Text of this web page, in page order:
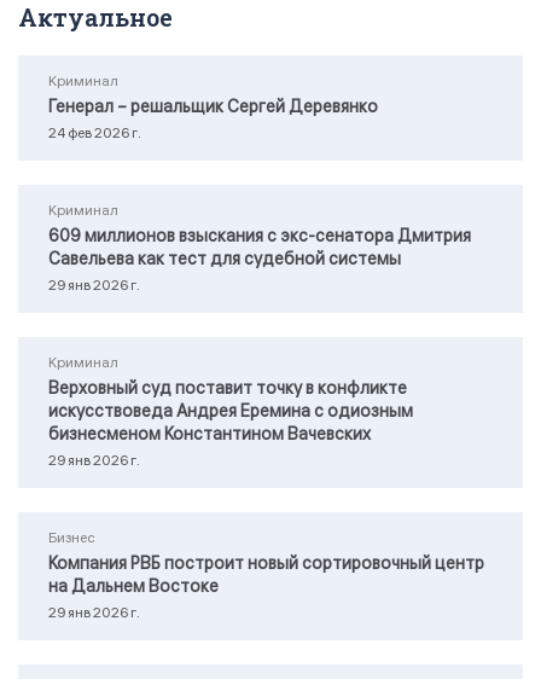
Актуальное
Криминал
Генерал – решальщик Сергей Деревянко
24 фев 2026 г.
Криминал
609 миллионов взыскания с экс-сенатора Дмитрия
Савельева как тест для судебной системы
29 янв 2026 г.
Криминал
Верховный суд поставит точку в конфликте
искусствоведа Андрея Еремина с одиозным
бизнесменом Константином Вачевских
29 янв 2026 г.
Бизнес
Компания РВБ построит новый сортировочный центр
на Дальнем Востоке
29 янв 2026 г.